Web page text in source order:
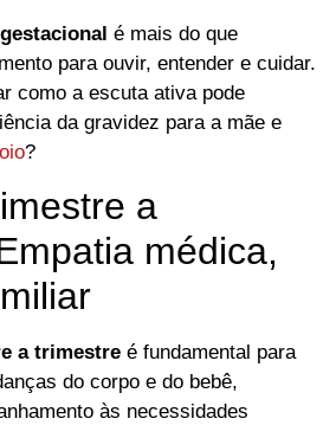
é mais do que
para ouvir, entender e cuidar.
como a escuta ativa pode
da gravidez para a mãe e
?
a
médica,
a trimestre é fundamental para
do corpo e do bebê,
às necessidades